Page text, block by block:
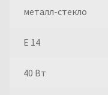
металл-стекло
E 14
40 Вт